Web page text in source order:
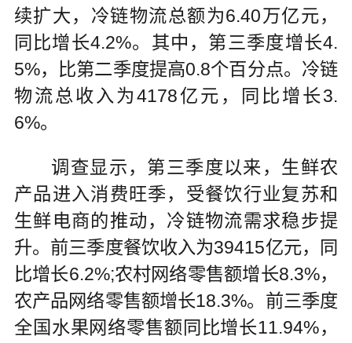
续扩大，冷链物流总额为6.40万亿元，
同比增长4.2%。其中，第三季度增长4.
5%，比第二季度提高0.8个百分点。冷链
物流总收入为4178亿元，同比增长3.
6%。
调查显示，第三季度以来，生鲜农
产品进入消费旺季，受餐饮行业复苏和
生鲜电商的推动，冷链物流需求稳步提
升。前三季度餐饮收入为39415亿元，同
比增长6.2%;农村网络零售额增长8.3%，
农产品网络零售额增长18.3%。前三季度
全国水果网络零售额同比增长11.94%，